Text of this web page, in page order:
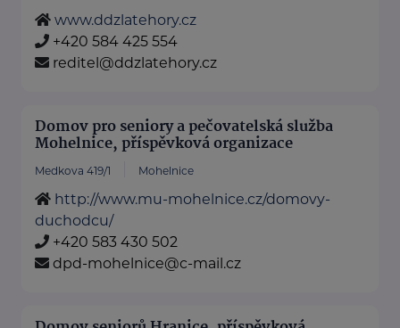
www.ddzlatehory.cz
+420 584 425 554
reditel@ddzlatehory.cz
Domov pro seniory a pečovatelská služba
Mohelnice, příspěvková organizace
Medkova 419/1 Mohelnice
http://www.mu-mohelnice.cz/domovy-
duchodcu/
+420 583 430 502
dpd-mohelnice@c-mail.cz